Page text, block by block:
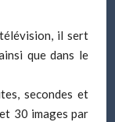
il sert
que dans le
secondes et
30 images par